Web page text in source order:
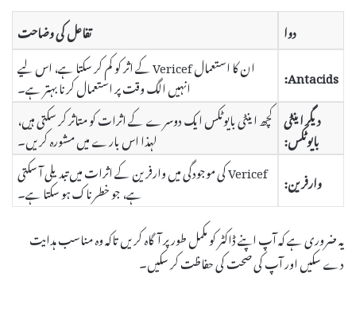
دوا
تفاعل کی وضاحت
Antacids:
ان کا استعمال Vericef کے اثر کو کم کر سکتا ہے، اس لیے
انہیں الگ وقت پر استعمال کرنا بہتر ہے۔
دیگر اینٹی
بایوٹکس:
کچھ اینٹی بایوٹکس ایک دوسرے کے اثرات کو متاثر کر سکتی ہیں،
لہذا اس بارے میں مشورہ کریں۔
وارفرین:
Vericef کی موجودگی میں وارفرین کے اثرات میں تبدیلی آ سکتی
ہے، جو خطرناک ہو سکتا ہے۔
یہ ضروری ہے کہ آپ اپنے ڈاکٹر کو مکمل طور پر آگاہ کریں تاکہ وہ مناسب ہدایت
دے سکیں اور آپ کی صحت کی حفاظت کر سکیں۔